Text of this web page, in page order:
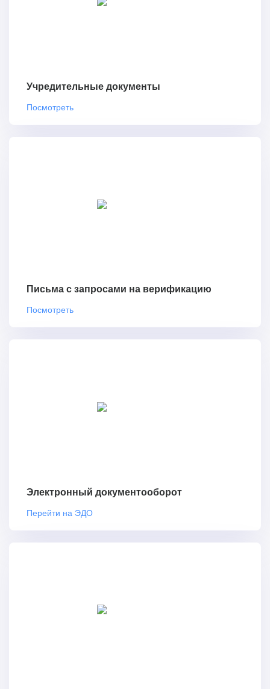
Учредительные документы
Посмотреть
Письма с запросами на верификацию
Посмотреть
Электронный документооборот
Перейти на ЭДО